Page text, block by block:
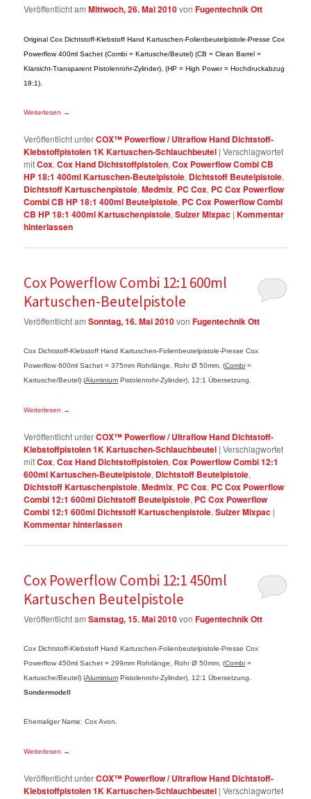
Veröffentlicht amMittwoch, 26. Mai 2010vonFugentechnik Ott
Original Cox Dichtstoff-Klebstoff Hand Kartuschen-Folienbeutelpistole-Presse Cox
Powerflow 400ml Sachet (Combi = Kartusche/Beutel) (CB = Clean Barrel =
Klarsicht-Transparent Pistolenrohr-Zylinder), (HP = High Power = Hochdruckabzug
18:1).
Weiterlesen →
Veröffentlicht unterCOX™ Powerflow / Ultraflow Hand Dichtstoff-
Klebstoffpistolen 1K Kartuschen-Schlauchbeutel |Verschlagwortet
mitCox,Cox Hand Dichtstoffpistolen,Cox Powerflow Combi CB
HP 18:1 400ml Kartuschen-Beutelpistole, Dichtstoff Beutelpistole,
Dichtstoff Kartuschenpistole,Medmix, PC Cox, PC Cox Powerflow
Combi CB HP 18:1 400ml Beutelpistole, PC Cox Powerflow Combi
CB HP 18:1 400ml Kartuschenpistole,Sulzer Mixpac |Kommentar
hinterlassen
Cox Powerflow Combi 12:1 600ml
Kartuschen-Beutelpistole
Veröffentlicht amSonntag, 16. Mai 2010vonFugentechnik Ott
Cox Dichtstoff-Klebstoff Hand Kartuschen-Folienbeutelpistole-Presse Cox
Powerflow 600ml Sachet = 375mm Rohrlänge, Rohr Ø 50mm, (Combi =
Kartusche/Beutel) (Aluminium Pistolenrohr-Zylinder), 12:1 Übersetzung.
Weiterlesen →
Veröffentlicht unterCOX™ Powerflow / Ultraflow Hand Dichtstoff-
Klebstoffpistolen 1K Kartuschen-Schlauchbeutel |Verschlagwortet
mitCox,Cox Hand Dichtstoffpistolen,Cox Powerflow Combi 12:1
600ml Kartuschen-Beutelpistole, Dichtstoff Beutelpistole,
Dichtstoff Kartuschenpistole,Medmix, PC Cox, PC Cox Powerflow
Combi 12:1 600ml Dichtstoff Beutelpistole, PC Cox Powerflow
Combi 12:1 600ml Dichtstoff Kartuschenpistole,Sulzer Mixpac |
Kommentar hinterlassen
Cox Powerflow Combi 12:1 450ml
Kartuschen Beutelpistole
Veröffentlicht amSamstag, 15. Mai 2010vonFugentechnik Ott
Cox Dichtstoff-Klebstoff Hand Kartuschen-Folienbeutelpistole-Presse Cox
Powerflow 450ml Sachet = 299mm Rohrlänge, Rohr Ø 50mm, (Combi =
Kartusche/Beutel) (Aluminium Pistolenrohr-Zylinder), 12:1 Übersetzung.
Sondermodell
Ehemaliger Name: Cox Avon.
Weiterlesen →
Veröffentlicht unterCOX™ Powerflow / Ultraflow Hand Dichtstoff-
Klebstoffpistolen 1K Kartuschen-Schlauchbeutel |Verschlagwortet